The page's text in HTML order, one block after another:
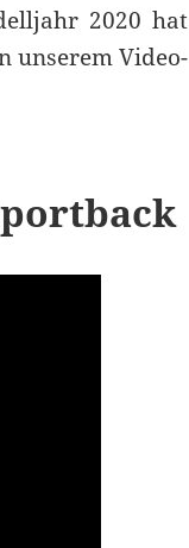
2020 hat
unserem Video-